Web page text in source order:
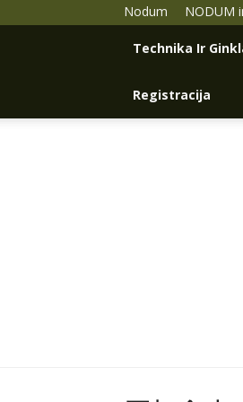
Nodum NODUM
Technika Ir
Registracija